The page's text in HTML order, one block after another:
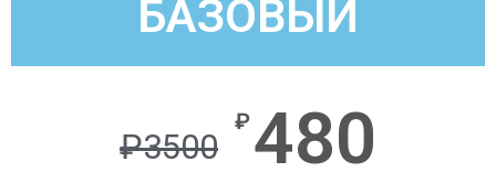
БАЗОВЫЙ
₽3500
₽480